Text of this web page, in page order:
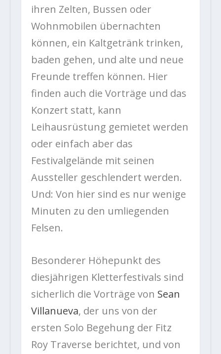
ihren Zelten, Bussen oder
Wohnmobilen übernachten
können, ein Kaltgetränk trinken,
baden gehen, und alte und neue
Freunde treffen können. Hier
finden auch die Vorträge und das
Konzert statt, kann
Leihausrüstung gemietet werden
oder einfach aber das
Festivalgelände mit seinen
Aussteller geschlendert werden.
Und: Von hier sind es nur wenige
Minuten zu den umliegenden
Felsen.
Besonderer Höhepunkt des
diesjährigen Kletterfestivals sind
sicherlich die Vorträge von Sean
Villanueva, der uns von der
ersten Solo Begehung der Fitz
Roy Traverse berichtet, und von